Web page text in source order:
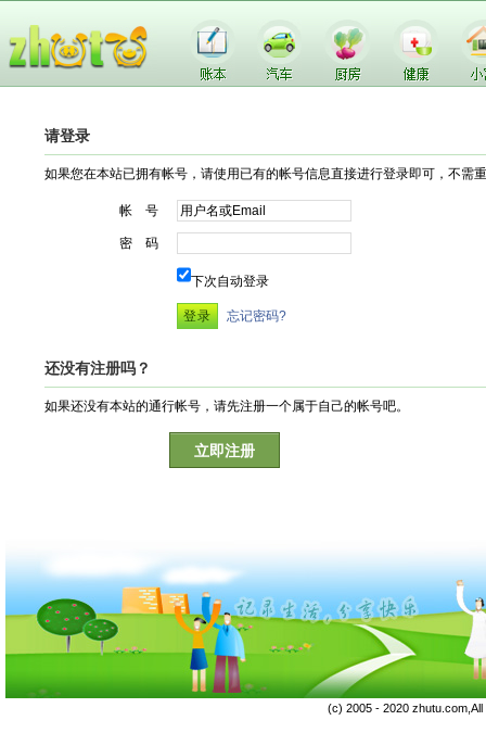
请登录
如果您在本站已拥有帐号，请使用已有的帐号信息直接进行登录即可，不需
帐 号
密 码
下次自动登录
忘记密码?
还没有注册吗？
如果还没有本站的通行帐号，请先注册一个属于自己的帐号吧。
立即注册
(c) 2005 - 2020